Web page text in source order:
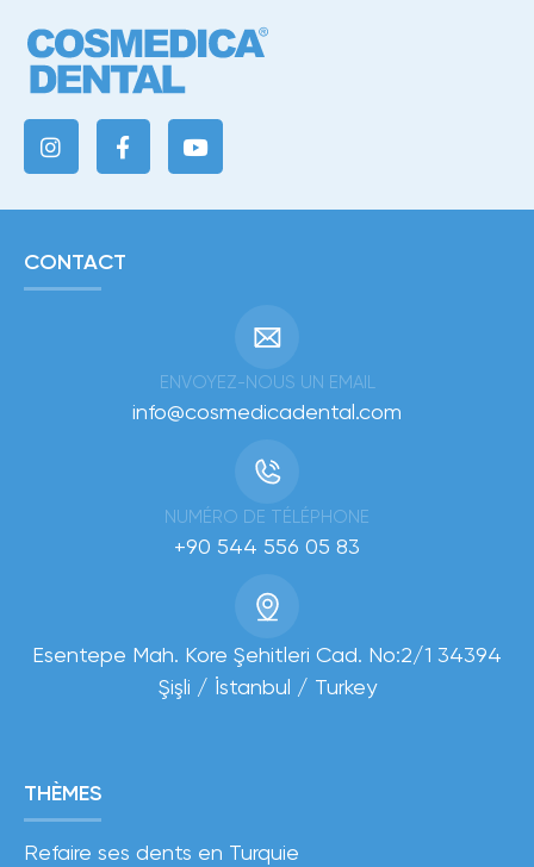
CONTACT
ENVOYEZ-NOUS UN EMAIL
info@cosmedicadental.com
NUMÉRO DE TÉLÉPHONE
+90 544 556 05 83
Esentepe Mah. Kore Şehitleri Cad. No:2/1 34394
Şişli / İstanbul / Turkey
THÈMES
Refaire ses dents en Turquie